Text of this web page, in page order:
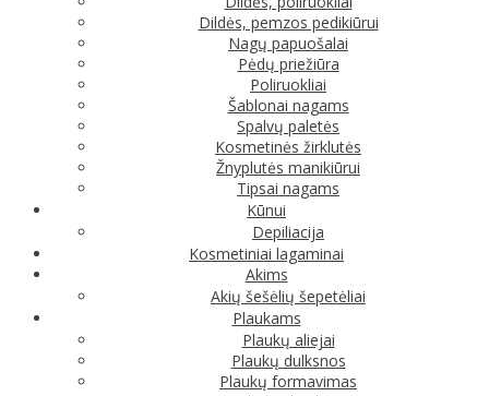
Dildės, pemzos pedikiūrui
Nagų papuošalai
Pėdų priežiūra
Poliruokliai
Šablonai nagams
Spalvų paletės
Kosmetinės žirklutės
Žnyplutės manikiūrui
Tipsai nagams
Kūnui
Depiliacija
Kosmetiniai lagaminai
Akims
Akių šešėlių šepetėliai
Plaukams
Plaukų aliejai
Plaukų dulksnos
Plaukų formavimas